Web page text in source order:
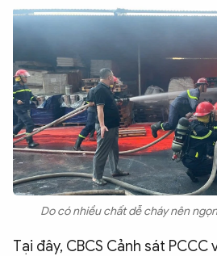
Do có nhiều chất dễ cháy nên
Tại đây, CBCS Cảnh sát PCCC